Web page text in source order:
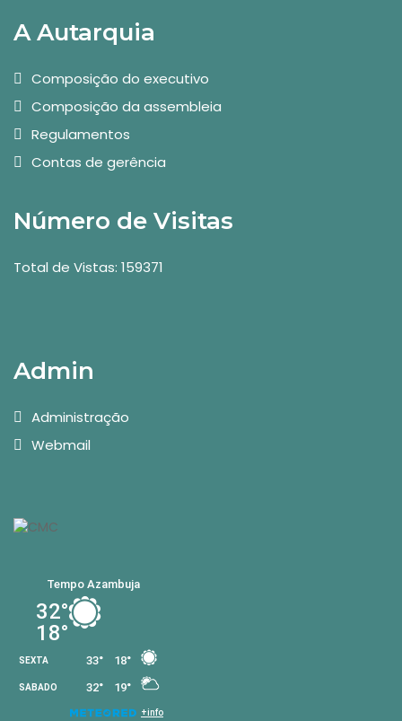
A Autarquia
Composição do executivo
Composição da assembleia
Regulamentos
Contas de gerência
Número de Visitas
Total de Vistas: 159371
Admin
Administração
Webmail